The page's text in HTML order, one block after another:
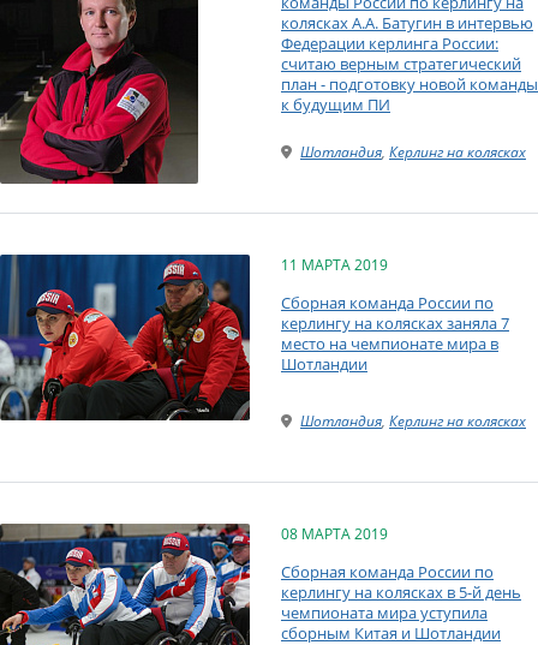
колясках А.А. Батугин в интервью
Федерации керлинга России:
считаю верным стратегический
план - подготовку новой команды
к будущим ПИ
Шотландия, Керлинг на колясках
11 МАРТА 2019
Сборная команда России по
керлингу на колясках заняла 7
место на чемпионате мира в
Шотландии
Шотландия, Керлинг на колясках
08 МАРТА 2019
Сборная команда России по
керлингу на колясках в 5-й день
чемпионата мира уступила
сборным Китая и Шотландии